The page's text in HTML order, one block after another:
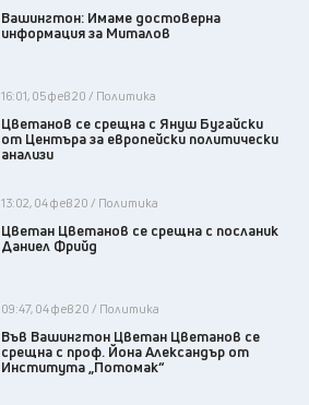
Вашингтон: Имаме достоверна
информация за Миталов
16:01, 05 фев 20 / Политика
Цветанов се срещна с Януш Бугайски
от Центъра за европейски политически
анализи
13:02, 04 фев 20 / Политика
Цветан Цветанов се срещна с посланик
Даниел Фрийд
09:47, 04 фев 20 / Политика
Във Вашингтон Цветан Цветанов се
срещна с проф. Йона Александър от
Института „Потомак“